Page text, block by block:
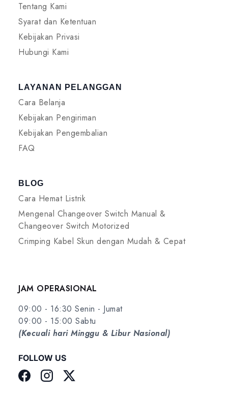
Tentang Kami
Syarat dan Ketentuan
Kebijakan Privasi
Hubungi Kami
LAYANAN PELANGGAN
Cara Belanja
Kebijakan Pengiriman
Kebijakan Pengembalian
FAQ
BLOG
Cara Hemat Listrik
Mengenal Changeover Switch Manual &
Changeover Switch Motorized
Crimping Kabel Skun dengan Mudah & Cepat
JAM OPERASIONAL
09:00 - 16:30 Senin - Jumat
09:00 - 15:00 Sabtu
(Kecuali hari Minggu & Libur Nasional)
FOLLOW US
FacebookInstagramTwitter